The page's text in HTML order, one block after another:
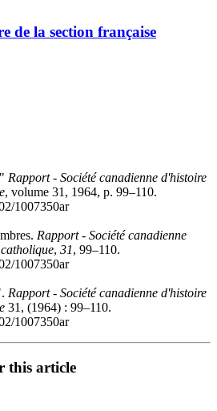
de la section française
Rapport - Société canadienne d'histoire
, volume 31, 1964, p. 99–110.
1007350ar
Rapport - Société canadienne
, 31, 99–110.
1007350ar
Rapport - Société canadienne d'histoire
31, (1964) : 99–110.
1007350ar
this article